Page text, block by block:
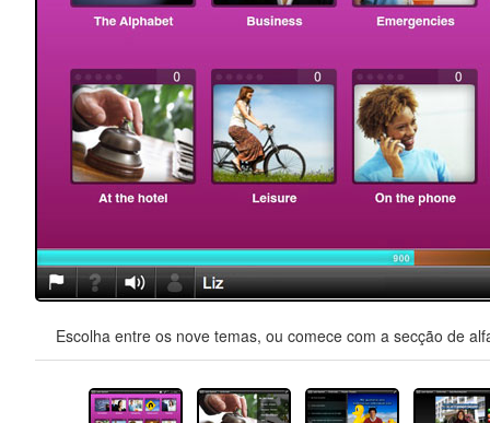
Escolha entre os nove temas, ou comece com a secção de